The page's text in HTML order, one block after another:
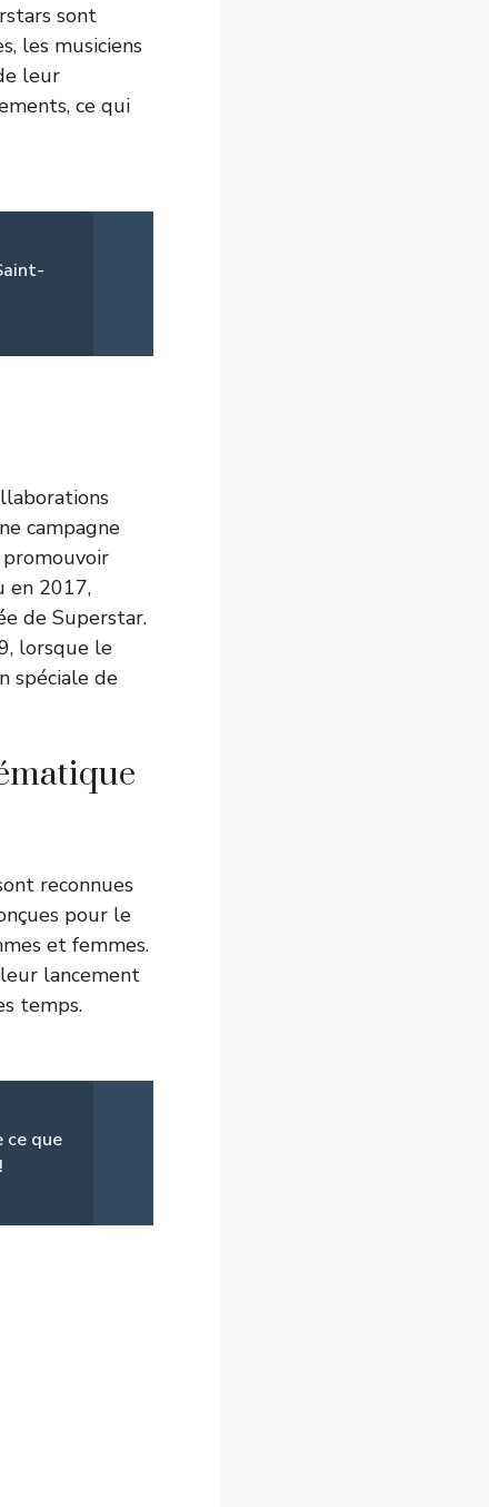
sont
les musiciens
leur
ce qui
campagne
en 2017,
de Superstar.
lorsque le
spéciale de
reconnues
pour le
et femmes.
lancement
temps.
ce que